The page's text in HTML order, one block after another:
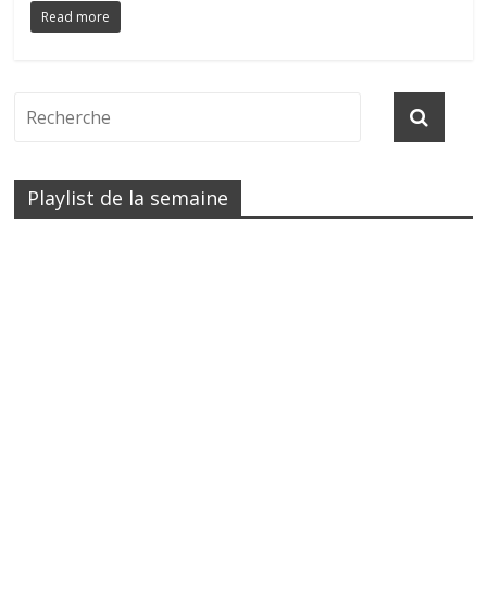
Read more
Playlist de la semaine